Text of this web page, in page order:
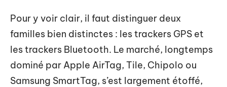
Pour y voir clair, il faut distinguer deux
familles bien distinctes : les trackers GPS et
les trackers Bluetooth. Le marché, longtemps
dominé par Apple AirTag, Tile, Chipolo ou
Samsung SmartTag, s’est largement étoffé,